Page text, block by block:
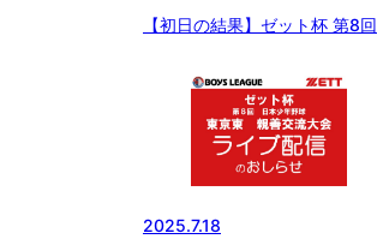
【初日の結果】ゼット杯 第8回
2025.7.18